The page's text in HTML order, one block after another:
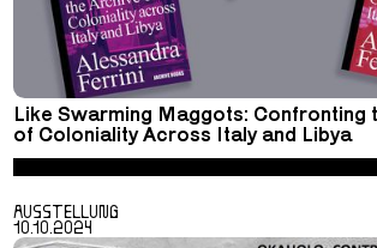
Like Swarming Maggots: Confronting
of Coloniality Across Italy and Libya
AUSSTELLUNG
10.10.2024